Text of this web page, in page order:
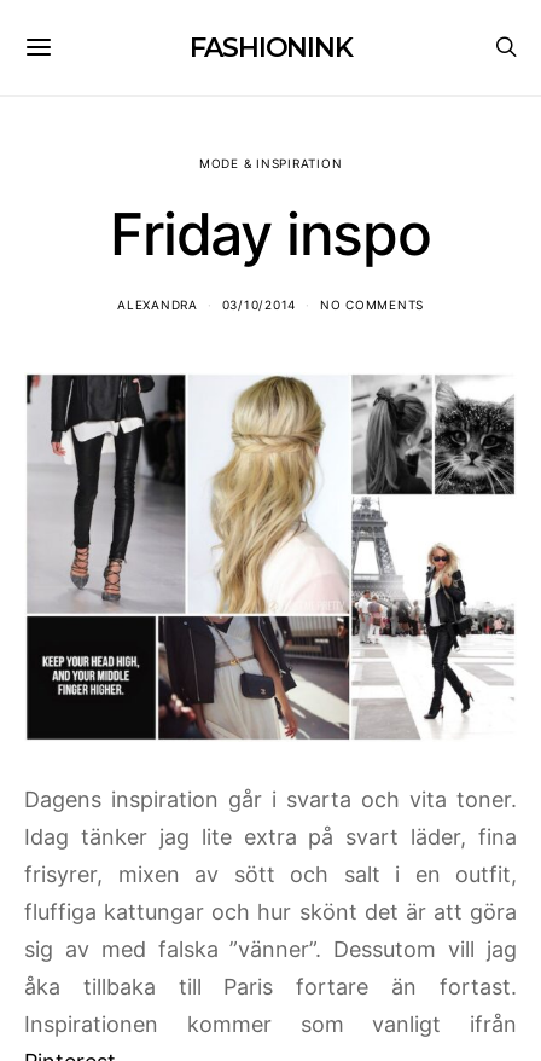
FASHIONINK
MODE & INSPIRATION
Friday inspo
ALEXANDRA 03/10/2014 NO COMMENTS
Dagens inspiration går i svarta och vita toner.
Idag tänker jag lite extra på svart läder, fina
frisyrer, mixen av sött och salt i en outfit,
fluffiga kattungar och hur skönt det är att göra
sig av med falska ”vänner”. Dessutom vill jag
åka tillbaka till Paris fortare än fortast.
Inspirationen kommer som vanligt ifrån